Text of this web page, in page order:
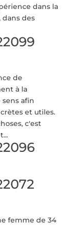
dans la
des
de
à la
afin
et utiles.
c'est
femme de 34